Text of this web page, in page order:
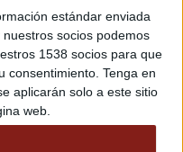
estándar enviada
socios podemos
1538 socios para que
consentimiento. Tenga en
aplicarán solo a este sitio
web.